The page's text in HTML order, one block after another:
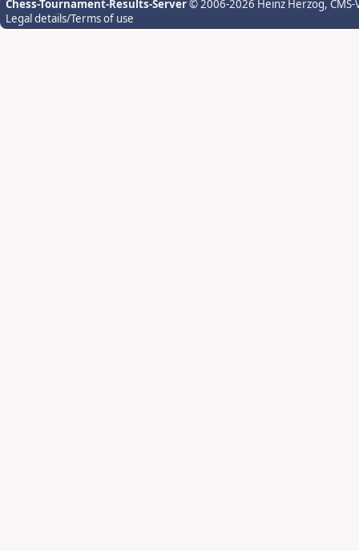
Chess-Tournament-Results-Server© 2006-2026 Heinz Herzog,
Legal details/Terms of use